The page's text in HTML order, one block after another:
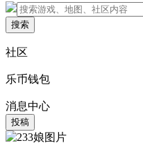
搜索
社区
乐币钱包
消息中心
投稿